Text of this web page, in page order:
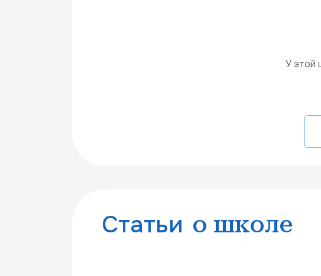
У этой
Статьи о школе